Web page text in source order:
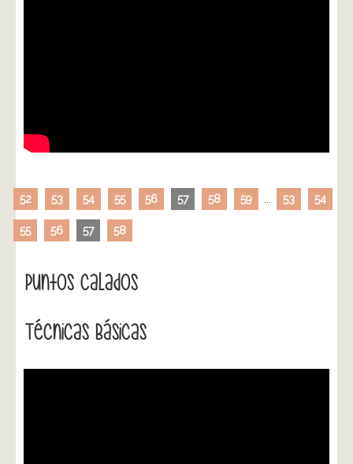
52 53 54 55 56 57 58 59 53 54
55 56 57 58
Puntos Calados
Técnicas Básicas